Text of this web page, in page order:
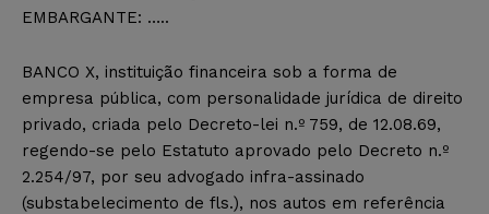
EMBARGANTE: …..
BANCO X, instituição financeira sob a forma de
empresa pública, com personalidade jurídica de direito
privado, criada pelo Decreto-lei n.º 759, de 12.08.69,
regendo-se pelo Estatuto aprovado pelo Decreto n.º
2.254/97, por seu advogado infra-assinado
(substabelecimento de fls.), nos autos em referência